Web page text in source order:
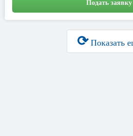
Подать заявку
⟳Показать